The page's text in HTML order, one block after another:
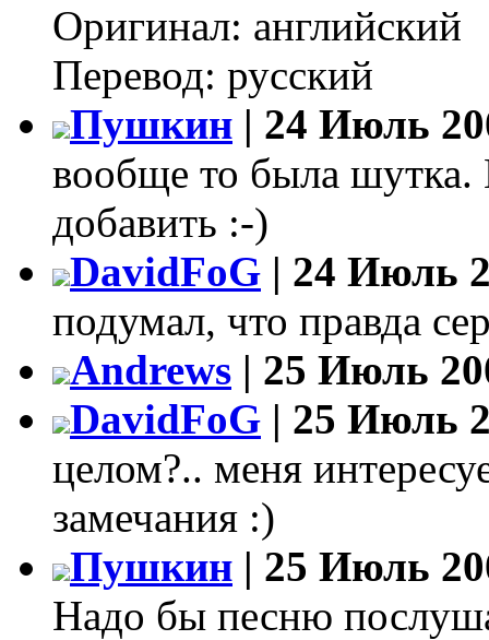
Оригинал: английский
Перевод: русский
Пушкин | 24 Июль
вообще то была шутка.
добавить :-)
DavidFoG | 24 Июль
подумал, что правда
Andrews | 25 Июль
DavidFoG | 25 Июль
целом?.. меня
замечания :)
Пушкин | 25 Июль
Надо бы песню